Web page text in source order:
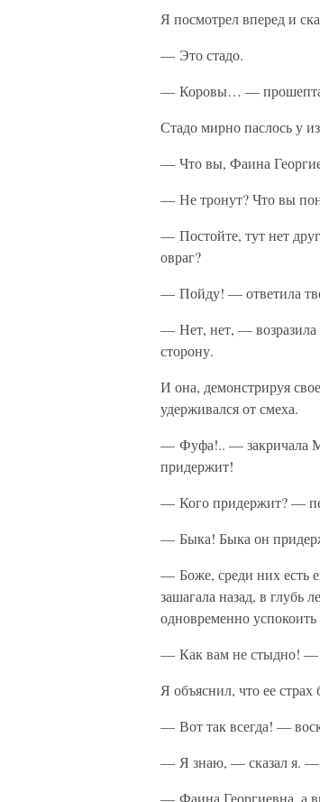
Я посмотрел вперед и
— Это стадо.
— Коровы… —
Стадо мирно паслось у
— Что вы, Фаина
— Не тронут? Что вы
— Постойте, тут нет
овраг?
— Пойду! — ответила
— Нет, нет, — возразила
сторону.
И она, демонстрируя
удерживался от смеха.
— Фуфа!.. — закричала
придержит!
— Кого придержит? —
— Быка! Быка он
— Боже, среди них есть
зашагала назад, в глубь
одновременно успокоить
— Как вам не стыдно! —
Я объяснил, что ее
— Вот так всегда! —
— Я знаю, — сказал я. —
— Фаина Георгиевна, а